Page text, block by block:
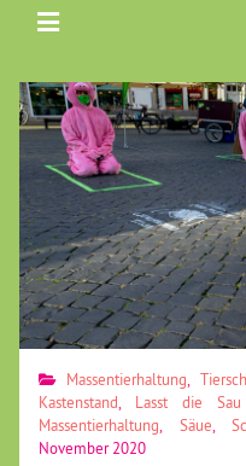
Massentierhaltung
Kastenstand
Lasst die Sau
Massentierhaltung
Säue ,
November 2020